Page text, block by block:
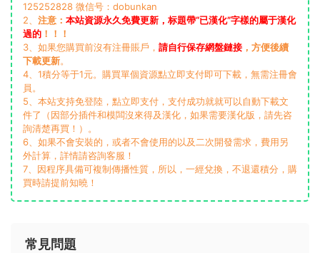
125252828 微信号：dobunkan
2、 注意： 本站資源永久免費更新，标題帶“已漢化”字樣的屬于漢化
過的 ！！！
3、如果您購買前沒有注冊賬戶， 請自行保存網盤鏈接 ，方便後續
下載更新。
4、1積分等于1元。購買單個資源點立即支付即可下載，無需注冊會
員。
5、本站支持免登陸，點立即支付，支付成功就就可以自動下載文
件了（因部分插件和模闆沒來得及漢化，如果需要漢化版，請先咨
詢清楚再買！）。
6、如果不會安裝的，或者不會使用的以及二次開發需求，費用另
外計算，詳情請咨詢客服！
7、因程序具備可複制傳播性質，所以，一經兌換，不退還積分，購
買時請提前知曉！
常見問題